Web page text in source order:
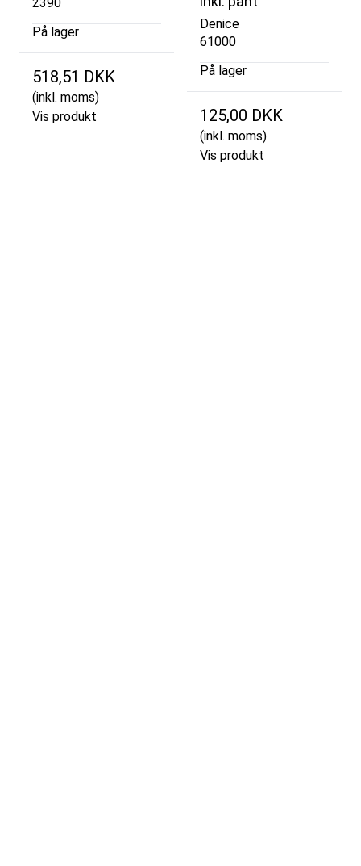
På lager
518,51 DKK
(inkl. moms)
Vis produkt
Denice
61000
På lager
125,00 DKK
(inkl. moms)
Vis produkt